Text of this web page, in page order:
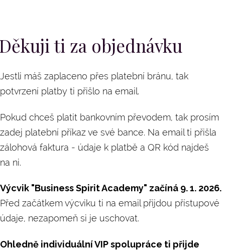
ti za objednávku
Jestli máš zaplaceno přes platební bránu, tak
potvrzení platby ti přišlo na email.
Pokud chceš platit bankovním převodem, tak prosím
zadej platební příkaz ve své bance. Na email ti přišla
zálohová faktura - údaje k platbě a QR kód najdeš
na ni.
Výcvik "Business Spirit Academy" začíná 9. 1. 2026.
Před začátkem výcviku ti na email přijdou přístupové
údaje, nezapomeň si je uschovat.
Ohledně individuální VIP spolupráce ti přijde